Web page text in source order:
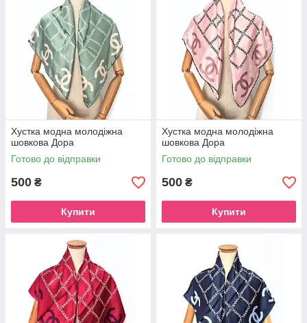
Хустка модна молодіжна
шовкова Дора
Готово до відправки
500 ₴
Купити
Хустка модна молодіжна
шовкова Дора
Готово до відправки
500 ₴
Купити